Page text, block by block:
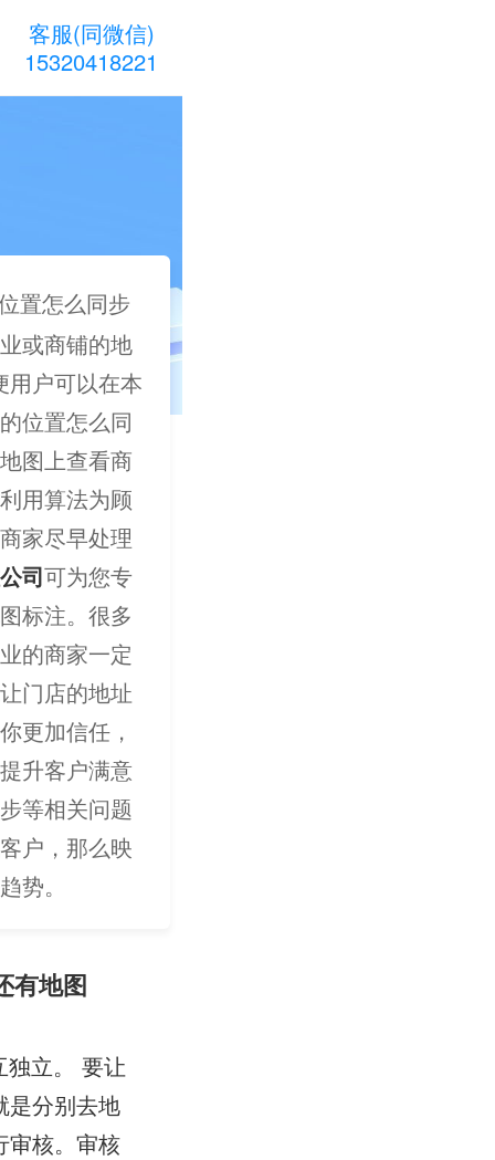
客服(同微信)
15320418221
置怎么同步
或商铺的地
用户可以在本
位置怎么同
图上查看商
用算法为顾
家尽早处理
司可为您专
标注。很多
的商家一定
门店的地址
更加信任，
升客户满意
等相关问题
户，那么映
势。
有地图
独立。 要让
是分别去地
审核。审核